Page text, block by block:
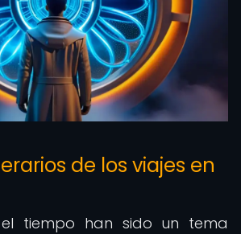
de los viajes en
tiempo han sido un tema